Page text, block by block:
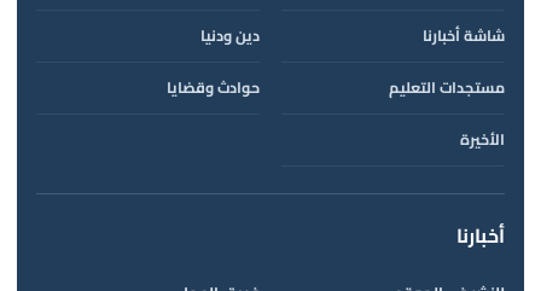
شاشة أخبارنا
دين ودنيا
مستجدات التعليم
حوادث وقضايا
الأخيرة
أخبارنا